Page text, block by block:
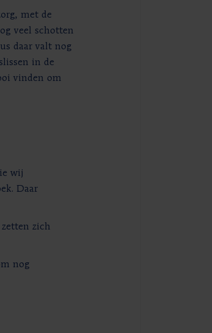
met de
veel schotten
daar valt nog
in de
vinden om
wij
Daar
zetten zich
nog